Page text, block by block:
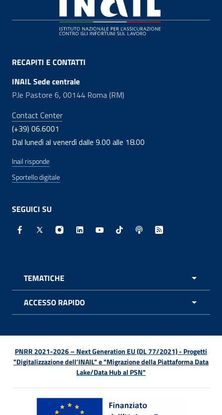
RECAPITI E CONTATTI
INAIL Sede centrale
P.le Pastore 6, 00144 Roma (RM)
Contact Center
(+39) 06.6001
Dal lunedì al venerdì dalle 9.00 alle 18.00
Inail risponde
Sportello digitale
SEGUICI SU
Facebook - Sito esterno - Apertura in nuova finestra
X - Sito esterno - Apertura in nuova finestra
Instagram - Sito esterno - Apertura in
Linkedin - Sito esterno - Apertura in
Youtube - Sito esterno -
TikTok - Sito esterno -
Spreaker - Sito
Feed RSS -
TEMATICHE
ACCESSO RAPIDO
PNRR 2021-2026 – Next Generation EU (DL 77/2021) - Progetti
"Digitalizzazione dell’INAIL" e "Migrazione della Piattaforma Data
Lake/Data Hub al PSN"